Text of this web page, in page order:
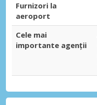
Furnizori la
aeroport
Cele mai
importante agenții